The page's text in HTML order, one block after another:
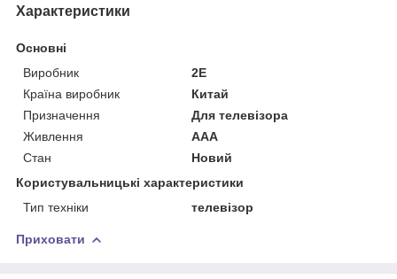
Характеристики
Основні
Виробник
2E
Країна виробник
Китай
Призначення
Для телевізора
Живлення
AAA
Стан
Новий
Користувальницькі характеристики
Тип техніки
телевізор
Приховати